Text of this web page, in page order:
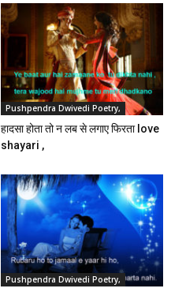
Pushpendra Dwivedi Poetry,
हादसा होता तो न लब से लगाए फिरता love
shayari ,
Pushpendra Dwivedi Poetry,